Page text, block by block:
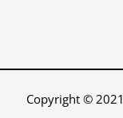
Copyright ©